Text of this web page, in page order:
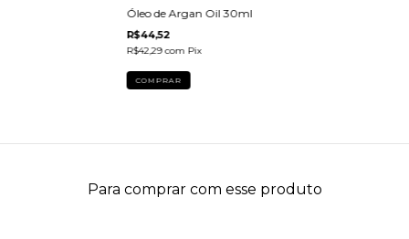
Óleo de Argan Oil 30ml
R$44,52
R$42,29com Pix
Para comprar com esse produto